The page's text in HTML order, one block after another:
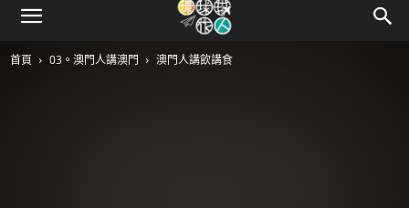
首頁 03。澳門人講澳門 澳門人講飲講食